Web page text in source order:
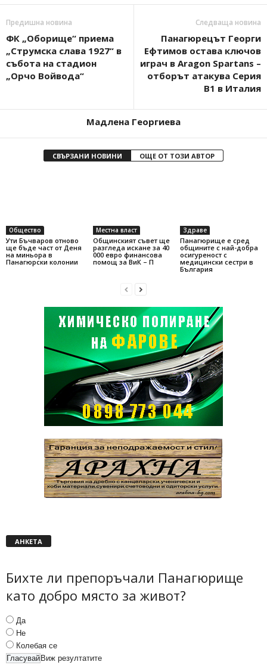
Предишна новина
ФК „Оборище“ приема
„Струмска слава 1927“ в
събота на стадион
„Орчо Войвода“
Следваща новина
Панагюрецът Георги
Ефтимов остава ключов
играч в Aragon Spartans –
отборът атакува Серия
B1 в Италия
Мадлена Георгиева
СВЪРЗАНИ НОВИНИ ОЩЕ ОТ ТОЗИ АВТОР
Общество
Ути Бъчваров отново
ще бъде част от Деня
на миньора в
Панагюрски колонии
Местна власт
Общинският съвет ще
разгледа искане за 40
000 евро финансова
помощ за ВиК – П
Здраве
Панагюрище е сред
общините с най-добра
осигуреност с
медицински сестри в
България
АНКЕТА
Бихте ли препоръчали Панагюрище
като добро място за живот?
Да
Не
Колебая се
Виж резултатите